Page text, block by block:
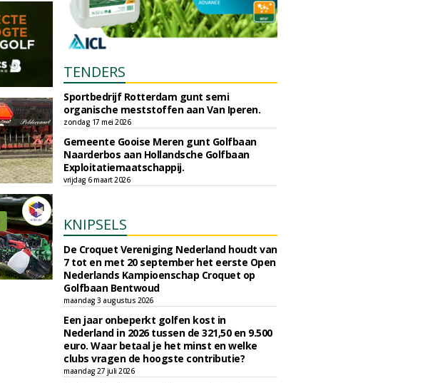
TENDERS
Sportbedrijf Rotterdam gunt semi
organische meststoffen aan Van Iperen.
zondag 17 mei 2026
Gemeente Gooise Meren gunt Golfbaan
Naarderbos aan Hollandsche Golfbaan
Exploitatiemaatschappij.
vrijdag 6 maart 2026
KNIPSELS
De Croquet Vereniging Nederland houdt van
7 tot en met 20 september het eerste Open
Nederlands Kampioenschap Croquet op
Golfbaan Bentwoud
maandag 3 augustus 2026
Een jaar onbeperkt golfen kost in
Nederland in 2026 tussen de 321,50 en 9.500
euro. Waar betaal je het minst en welke
clubs vragen de hoogste contributie?
maandag 27 juli 2026